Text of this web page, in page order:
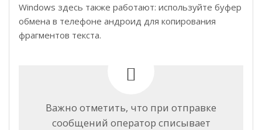
Windows здесь также работают: используйте буфер
обмена в телефоне андроид для копирования
фрагментов текста.
Важно отметить, что при отправке
сообщений оператор списывает